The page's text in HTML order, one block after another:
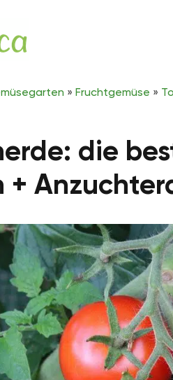
» Fruchtgemüse »
die
+